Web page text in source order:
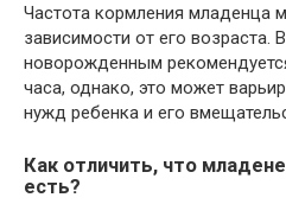
Частота кормления младенца
зависимости от его возраста.
новорожденным
часа, однако, это может
нужд ребенка и его
Как отличить, что
есть?